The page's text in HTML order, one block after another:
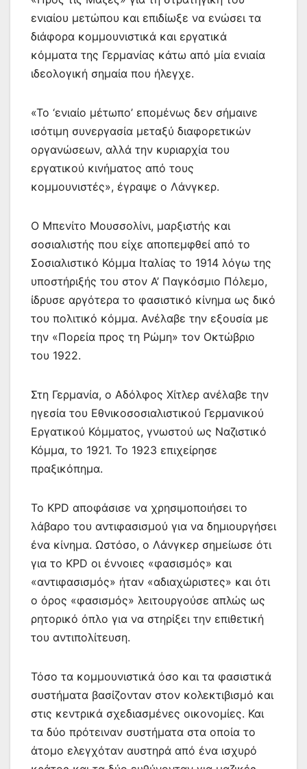
ενιαίου μετώπου και επιδίωξε να ενώσει τα
διάφορα κομμουνιστικά και εργατικά
κόμματα της Γερμανίας κάτω από μία ενιαία
ιδεολογική σημαία που ήλεγχε.
«Το ‘ενιαίο μέτωπο’ επομένως δεν σήμαινε
ισότιμη συνεργασία μεταξύ διαφορετικών
οργανώσεων, αλλά την κυριαρχία του
εργατικού κινήματος από τους
κομμουνιστές», έγραψε ο Λάνγκερ.
Ο Μπενίτο Μουσσολίνι, μαρξιστής και
σοσιαλιστής που είχε αποπεμφθεί από το
Σοσιαλιστικό Κόμμα Ιταλίας το 1914 λόγω της
υποστήριξής του στον Α’ Παγκόσμιο Πόλεμο,
ίδρυσε αργότερα το φασιστικό κίνημα ως δικό
του πολιτικό κόμμα. Ανέλαβε την εξουσία με
την «Πορεία προς τη Ρώμη» τον Οκτώβριο
του 1922.
Στη Γερμανία, ο Αδόλφος Χίτλερ ανέλαβε την
ηγεσία του Εθνικοσοσιαλιστικού Γερμανικού
Εργατικού Κόμματος, γνωστού ως Ναζιστικό
Κόμμα, το 1921. Το 1923 επιχείρησε
πραξικόπημα.
Το KPD αποφάσισε να χρησιμοποιήσει το
λάβαρο του αντιφασισμού για να δημιουργήσει
ένα κίνημα. Ωστόσο, ο Λάνγκερ σημείωσε ότι
για το KPD οι έννοιες «φασισμός» και
«αντιφασισμός» ήταν «αδιαχώριστες» και ότι
ο όρος «φασισμός» λειτουργούσε απλώς ως
ρητορικό όπλο για να στηρίξει την επιθετική
του αντιπολίτευση.
Τόσο τα κομμουνιστικά όσο και τα φασιστικά
συστήματα βασίζονταν στον κολεκτιβισμό και
στις κεντρικά σχεδιασμένες οικονομίες. Και
τα δύο πρότειναν συστήματα στα οποία το
άτομο ελεγχόταν αυστηρά από ένα ισχυρό